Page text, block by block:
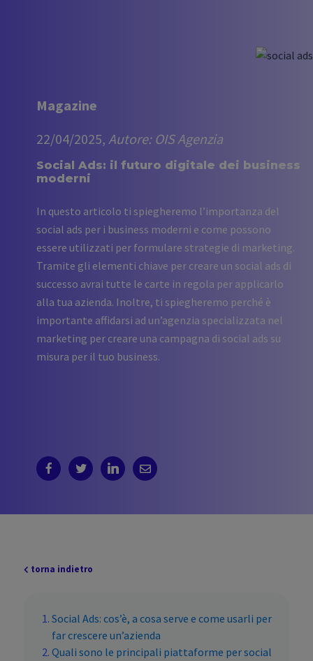
Magazine
22/04/2025,Autore: OIS Agenzia
Social Ads: il futuro digitale dei business
moderni
In questo articolo ti spiegheremo l’importanza del
social ads per i business moderni e come possono
essere utilizzati per formulare strategie di marketing.
Tramite gli elementi chiave per creare un social ads di
successo avrai tutte le carte in regola per applicarlo
alla tua azienda. Inoltre, ti spiegheremo perché è
importante affidarsi ad un’agenzia specializzata nel
marketing per creare una campagna di social ads su
misura per il tuo business.
torna indietro
Social Ads: cos’è, a cosa serve e come usarli per
far crescere un’azienda
Quali sono le principali piattaforme per social